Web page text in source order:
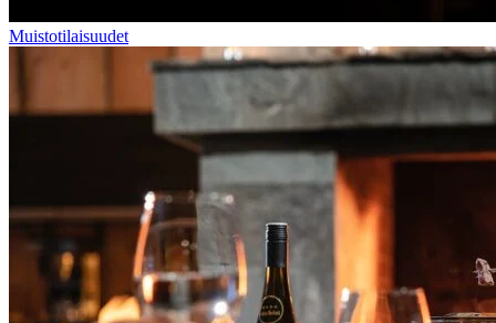
Muistotilaisuudet